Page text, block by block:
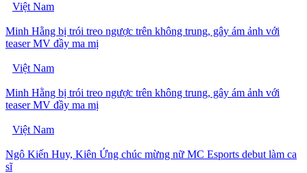
Việt Nam
Minh Hằng bị trói treo ngược trên không trung, gây ám ảnh với
teaser MV đầy ma mị
Việt Nam
Minh Hằng bị trói treo ngược trên không trung, gây ám ảnh với
teaser MV đầy ma mị
Việt Nam
Ngô Kiến Huy, Kiên Ứng chúc mừng nữ MC Esports debut làm ca
sĩ